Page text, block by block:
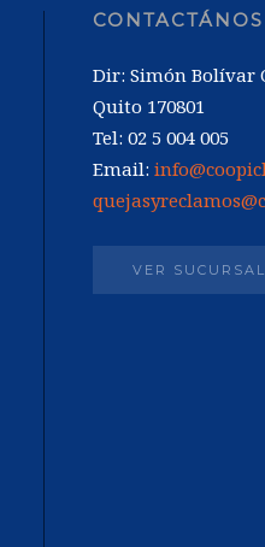
CONTACTÁNOS
Dir: Simón Bolívar
Quito 170801
Tel: 02 5 004 005
Email:
VER